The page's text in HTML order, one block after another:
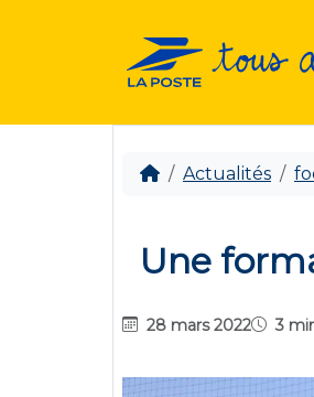
Actualités
Une
28 mars 2022 3